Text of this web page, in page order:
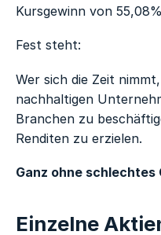
Kursgewinn von
Fest steht:
Wer sich die Zeit
nachhaltigen
Branchen zu
Renditen zu erzielen.
Ganz ohne schlechtes
Einzelne